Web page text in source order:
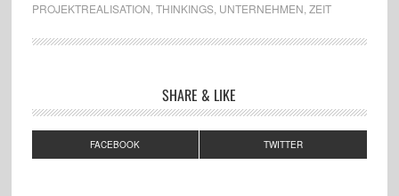
PROJEKTREALISATION THINKINGS, UNTERNEHMEN ZEIT
SHARE & LIKE
FACEBOOK TWITTER